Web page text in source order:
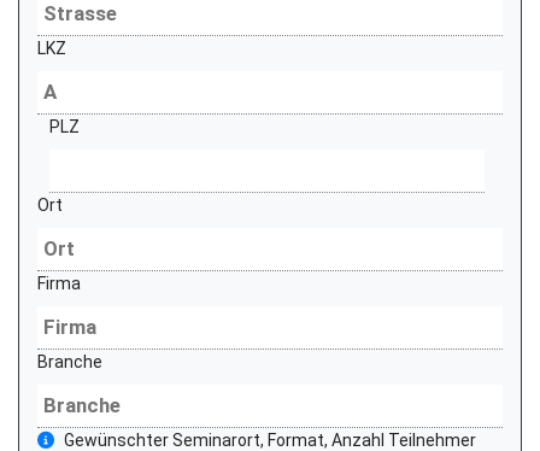
LKZ
PLZ
Ort
Firma
Branche
Gewünschter Seminarort, Format, Anzahl Teilnehmer